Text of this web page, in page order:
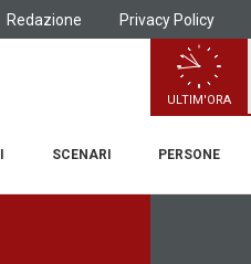
Redazione Privacy Policy
ULTIM'ORA
SCENARI PERSONE